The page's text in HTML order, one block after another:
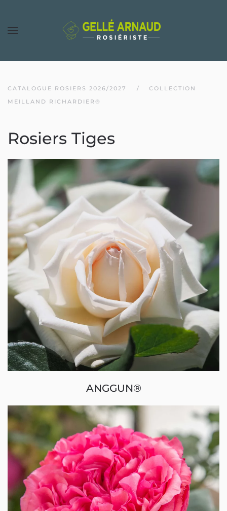
CATALOGUE ROSIERS 2026/2027
COLLECTION
MEILLAND RICHARDIER®
Rosiers Tiges
ANGGUN®